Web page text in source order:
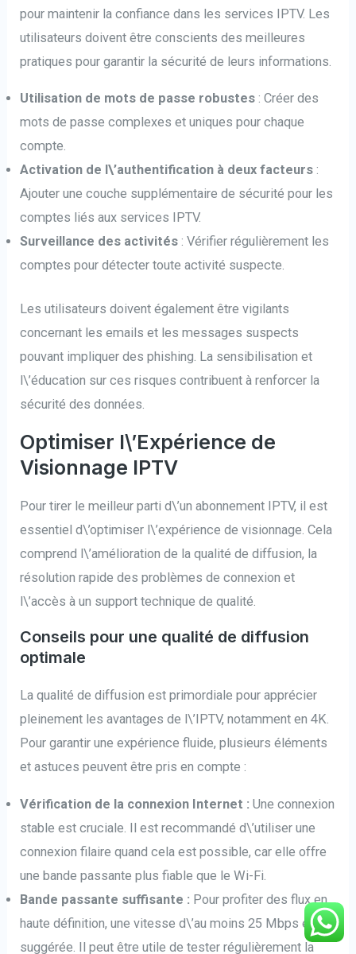
pour maintenir la confiance dans les services IPTV. Les
utilisateurs doivent être conscients des meilleures
pratiques pour garantir la sécurité de leurs informations.
Utilisation de mots de passe robustes : Créer des
mots de passe complexes et uniques pour chaque
compte.
Activation de l\’authentification à deux facteurs :
Ajouter une couche supplémentaire de sécurité pour les
comptes liés aux services IPTV.
Surveillance des activités : Vérifier régulièrement les
comptes pour détecter toute activité suspecte.
Les utilisateurs doivent également être vigilants
concernant les emails et les messages suspects
pouvant impliquer des phishing. La sensibilisation et
l\’éducation sur ces risques contribuent à renforcer la
sécurité des données.
Optimiser l\’Expérience de
Visionnage IPTV
Pour tirer le meilleur parti d\’un abonnement IPTV, il est
essentiel d\’optimiser l\’expérience de visionnage. Cela
comprend l\’amélioration de la qualité de diffusion, la
résolution rapide des problèmes de connexion et
l\’accès à un support technique de qualité.
Conseils pour une qualité de diffusion
optimale
La qualité de diffusion est primordiale pour apprécier
pleinement les avantages de l\’IPTV, notamment en 4K.
Pour garantir une expérience fluide, plusieurs éléments
et astuces peuvent être pris en compte :
Vérification de la connexion Internet : Une connexion
stable est cruciale. Il est recommandé d\’utiliser une
connexion filaire quand cela est possible, car elle offre
une bande passante plus fiable que le Wi-Fi.
Bande passante suffisante : Pour profiter des flux en
haute définition, une vitesse d\’au moins 25 Mbps est
suggérée. Il peut être utile de tester régulièrement la